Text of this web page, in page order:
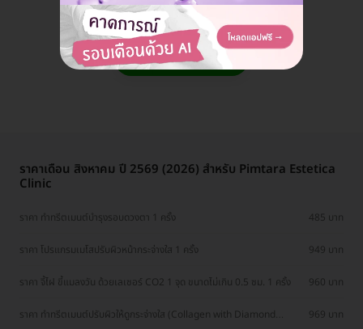
แอดมินพร้อมดูแลคุณทุกวันทางไลน์
คุยกับแอดมิน ฟรี!
ราคาเดือน สิงหาคม ปี 2569 (2026) สำหรับ Pimtara Estetica
Clinic
ราคา ทำทรีตเมนต์บำรุงรอบดวงตา 1 ครั้ง 485 บาท
ราคา โปรแกรมเมโสปรับผิวหน้ากระจ่างใส 1 ครั้ง 949 บาท
ราคา จี้ไฝ ขี้แมลงวัน ด้วยเลเซอร์ CO2 1 จุด ขนาดไม่เกิน 0.5 ซม. 1 ครั้ง 960 บาท
ราคา ทำทรีตเมนต์ปรับผิวให้ดูกระจ่างใส (Collagen with Diamond
969 บาท